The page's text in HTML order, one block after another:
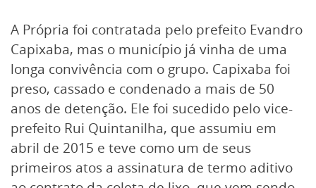
A Própria foi contratada pelo prefeito Evandro
Capixaba, mas o município já vinha de uma
longa convivência com o grupo. Capixaba foi
preso, cassado e condenado a mais de 50
anos de detenção. Ele foi sucedido pelo vice-
prefeito Rui Quintanilha, que assumiu em
abril de 2015 e teve como um de seus
primeiros atos a assinatura de termo aditivo